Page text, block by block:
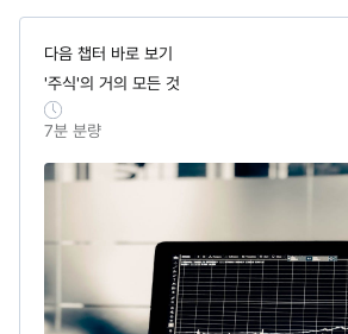
다음 챕터 바로 보기
'주식'의 거의 모든 것
7분 분량